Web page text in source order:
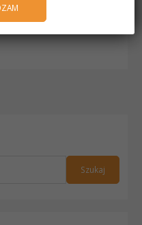
Szukaj